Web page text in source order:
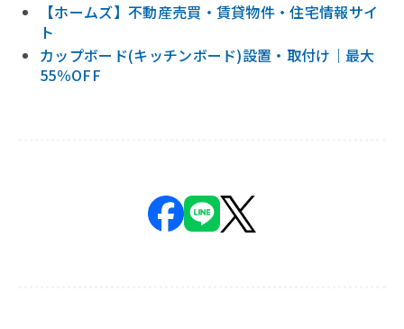
【ホームズ】不動産売買・賃貸物件・住宅情報サイ
ト
カップボード(キッチンボード)設置・取付け｜最大
55％OFF